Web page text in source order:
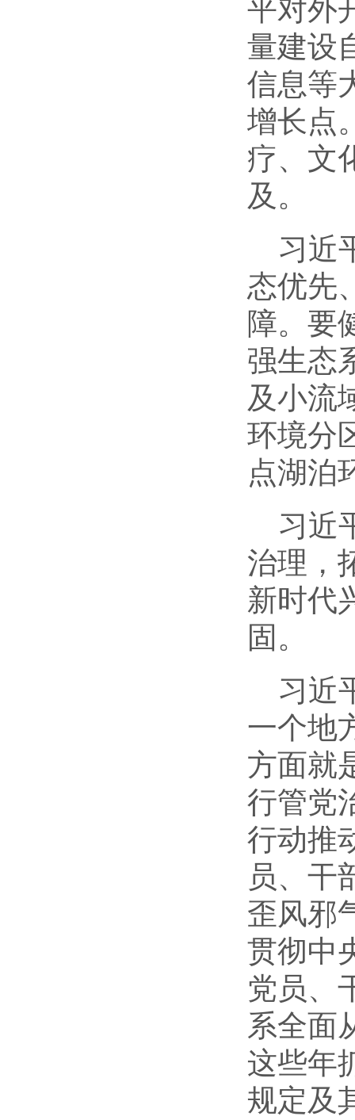
平对外
量建设
信息等
增长点
疗、文
及。
习近
态优先
障。要
强生态
及小流
环境分
点湖泊
习近
治理，
新时代
固。
习近
一个地
方面就
行管党
行动推
员、干
歪风邪
贯彻中
党员、
系全面
这些年
规定及